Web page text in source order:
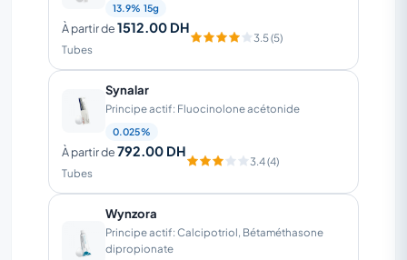
13.9% 15g
À partir de1512.00 DH
Tubes
3.5 (5)
Synalar
Principe actif: Fluocinolone acétonide
0.025%
À partir de792.00 DH
Tubes
3.4 (4)
Wynzora
Principe actif: Calcipotriol, Bétaméthasone
dipropionate